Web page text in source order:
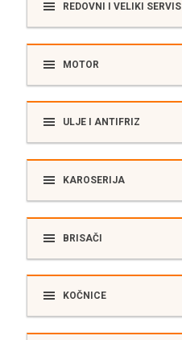
REDOVNI I VELIKI SERVIS
MOTOR
ULJE I ANTIFRIZ
KAROSERIJA
BRISAČI
KOČNICE